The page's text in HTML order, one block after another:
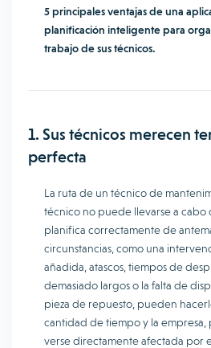
5 principales ventajas de una
planificación inteligente para
trabajo de sus técnicos.
1. Sus técnicos merecen
perfecta
La ruta de un técnico de
técnico no puede llevarse a cabo
planifica correctamente de
circunstancias, como una
añadida, atascos, tiempos de
demasiado largos o la falta de
pieza de repuesto, pueden
cantidad de tiempo y la
verse directamente afectada por